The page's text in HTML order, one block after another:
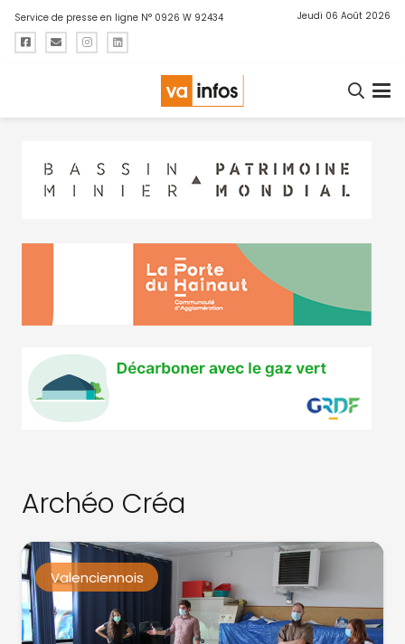
Service de presse en ligne N° 0926 W 92434 Jeudi 06 Août 2026
Archéo Créa
Valenciennois